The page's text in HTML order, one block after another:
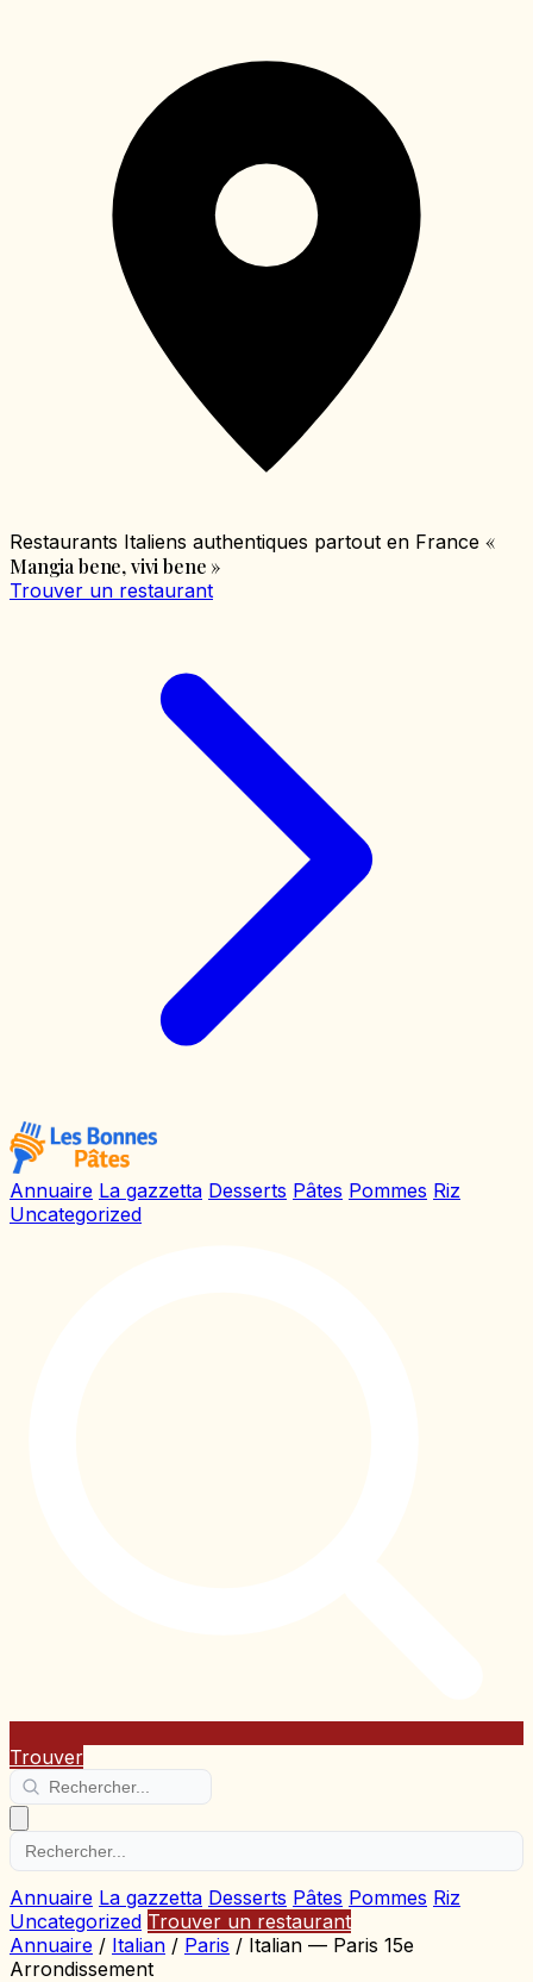
Restaurants Italiens authentiques partout en France «
Mangia bene, vivi bene »
Trouver un restaurant
Annuaire La gazzetta Desserts Pâtes Pommes Riz
Uncategorized
Trouver
Annuaire La gazzetta Desserts Pâtes Pommes Riz
Uncategorized Trouver un restaurant
Annuaire / Italian / Paris / Italian — Paris 15e
Arrondissement